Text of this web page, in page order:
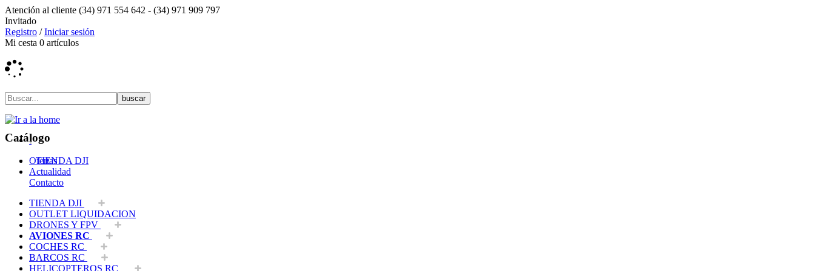
Atención al cliente (34) 971 554 642 - (34) 971 909 797
Invitado
Registro /Iniciar sesión
Mi cesta 0 artículos
Ofertas
Actualidad
Contacto
TIENDA DJI
OUTLET LIQUIDACION
DRONES Y FPV
AVIONES RC
COCHES RC
BARCOS RC
HELICOPTEROS RC
Catálogo
TIENDA DJI